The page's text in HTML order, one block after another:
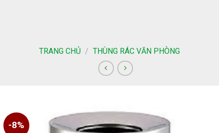
TRANG CHỦ / THÙNG RÁC VĂN PHÒNG
-8%